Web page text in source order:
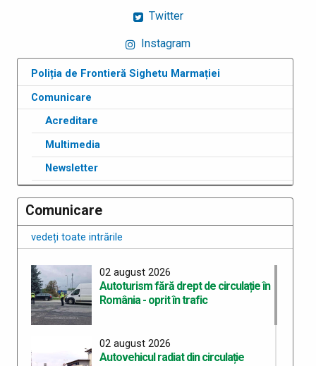
Twitter
Instagram
Poliția de Frontieră Sighetu Marmației
Comunicare
Acreditare
Multimedia
Newsletter
Comunicare
vedeți toate intrările
02 august 2026
Autoturism fără drept de circulație în
România - oprit în trafic
02 august 2026
Autovehicul radiat din circulație